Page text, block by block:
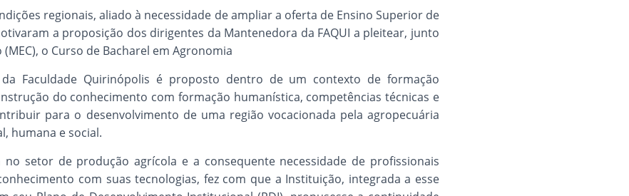
regionais, aliado à necessidade de ampliar a oferta de Ensino Superior de
a proposição dos dirigentes da Mantenedora da FAQUI a pleitear, junto
o Curso de Bacharel em Agronomia
Faculdade Quirinópolis é proposto dentro de um contexto de formação
do conhecimento com formação humanística, competências técnicas e
para o desenvolvimento de uma região vocacionada pela agropecuária
humana e social.
setor de produção agrícola e a consequente necessidade de profissionais
com suas tecnologias, fez com que a Instituição, integrada a esse